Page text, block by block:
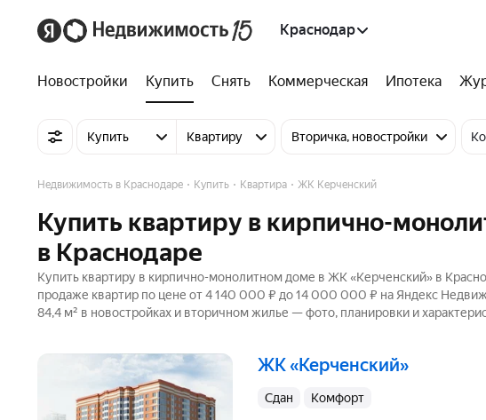
Краснодар
Новостройки Купить Снять Коммерческая Ипотека
Купить Квартиру Вторичка, новостройки
Недвижимость в Краснодаре Купить Квартира ЖК Керченский
Купить квартиру в кирпично-
в Краснодаре
Купить квартиру в кирпично-монолитном доме в ЖК «Керченский» в
продаже квартир по цене от 4 140 000 ₽ до 14 000 000 ₽ на Яндекс
84,4 м² в новостройках и вторичном жилье — фото, планировки и
ЖК «Керченский»
Сдан комфорт